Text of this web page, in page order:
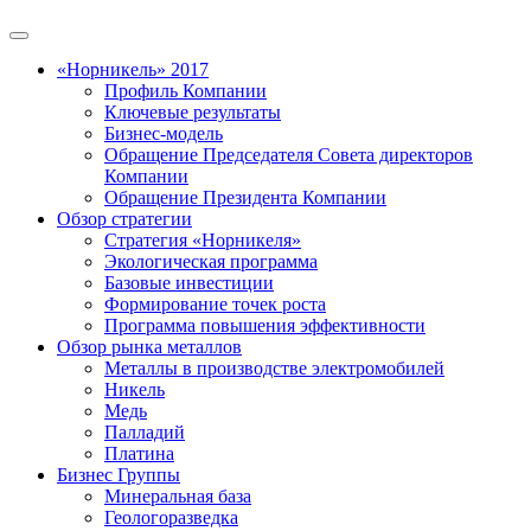
«Норникель» 2017
Профиль Компании
Ключевые результаты
Бизнес-модель
Обращение Председателя Совета директоров
Компании
Обращение Президента Компании
Обзор стратегии
Стратегия «Норникеля»
Экологическая программа
Базовые инвестиции
Формирование точек роста
Программа повышения эффективности
Обзор рынка металлов
Металлы в производстве электромобилей
Никель
Медь
Палладий
Платина
Бизнес Группы
Минеральная база
Геологоразведка